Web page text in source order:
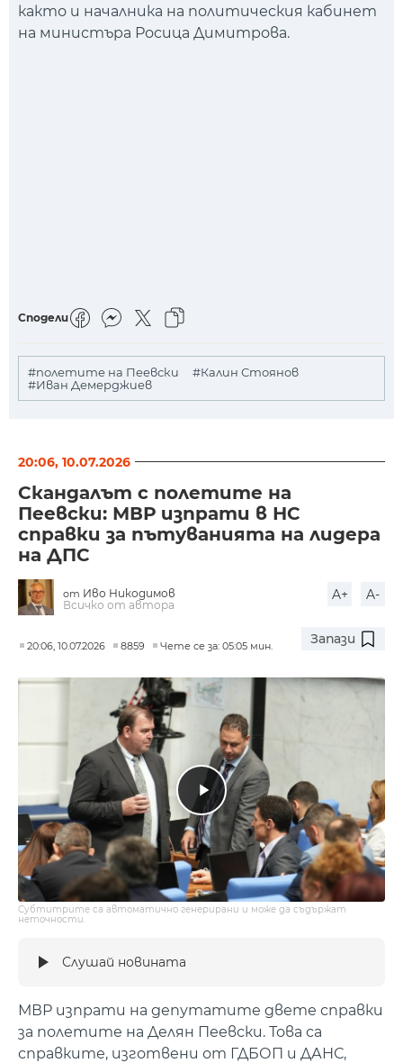
както и началника на политическия кабинет
на министъра Росица Димитрова.
Сподели
#полетите на Пеевски
#Калин Стоянов
#Иван Демерджиев
20:06, 10.07.2026
Скандалът с полетите на
Пеевски: МВР изпрати в НС
справки за пътуванията на лидера
на ДПС
от Иво Никодимов
Всичко от автора
A+ A-
20:06, 10.07.2026 8859 Чете се за: 05:05 мин. Запази
Субтитрите са автоматично генерирани и може да съдържат
неточности.
Слушай новината
МВР изпрати на депутатите двете справки
за полетите на Делян Пеевски. Това са
справките, изготвени от ГДБОП и ДАНС,